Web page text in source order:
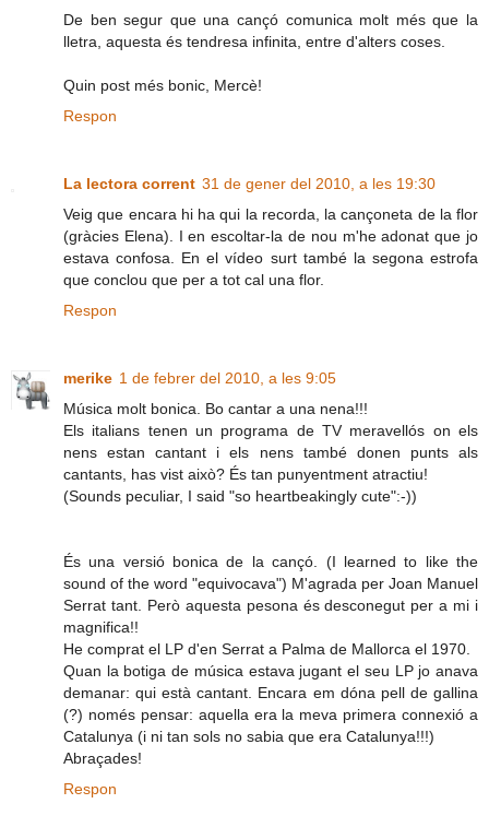
De ben segur que una cançó comunica molt més que la
lletra, aquesta és tendresa infinita, entre d'alters coses.
Quin post més bonic, Mercè!
Respon
La lectora corrent 31 de gener del 2010, a les 19:30
Veig que encara hi ha qui la recorda, la cançoneta de la flor
(gràcies Elena). I en escoltar-la de nou m'he adonat que jo
estava confosa. En el vídeo surt també la segona estrofa
que conclou que per a tot cal una flor.
Respon
merike 1 de febrer del 2010, a les 9:05
Música molt bonica. Bo cantar a una nena!!!
Els italians tenen un programa de TV meravellós on els
nens estan cantant i els nens també donen punts als
cantants, has vist això? És tan punyentment atractiu!
(Sounds peculiar, I said "so heartbeakingly cute":-))
És una versió bonica de la cançó. (I learned to like the
sound of the word "equivocava") M'agrada per Joan Manuel
Serrat tant. Però aquesta pesona és desconegut per a mi i
magnifica!!
He comprat el LP d'en Serrat a Palma de Mallorca el 1970.
Quan la botiga de música estava jugant el seu LP jo anava
demanar: qui està cantant. Encara em dóna pell de gallina
(?) només pensar: aquella era la meva primera connexió a
Catalunya (i ni tan sols no sabia que era Catalunya!!!)
Abraçades!
Respon